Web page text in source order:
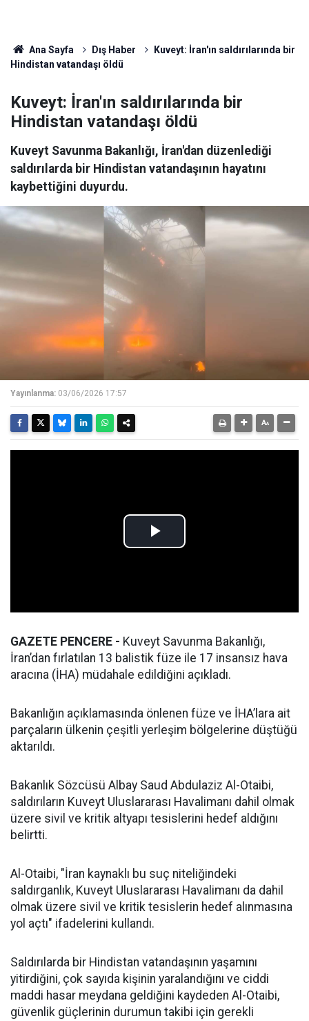
Ana Sayfa Dış Haber
Kuveyt: İran'ın saldırılarında bir
Hindistan vatandaşı öldü
Kuveyt: İran'ın saldırılarında bir
Hindistan vatandaşı öldü
Kuveyt Savunma Bakanlığı, İran'dan düzenlediği
saldırılarda bir Hindistan vatandaşının hayatını
kaybettiğini duyurdu.
Yayınlanma: 03/06/2026 17:57
GAZETE PENCERE - Kuveyt Savunma Bakanlığı,
İran’dan fırlatılan 13 balistik füze ile 17 insansız hava
aracına (İHA) müdahale edildiğini açıkladı.
Bakanlığın açıklamasında önlenen füze ve İHA’lara ait
parçaların ülkenin çeşitli yerleşim bölgelerine düştüğü
aktarıldı.
Bakanlık Sözcüsü Albay Saud Abdulaziz Al-Otaibi,
saldırıların Kuveyt Uluslararası Havalimanı dahil olmak
üzere sivil ve kritik altyapı tesislerini hedef aldığını
belirtti.
Al-Otaibi, "İran kaynaklı bu suç niteliğindeki
saldırganlık, Kuveyt Uluslararası Havalimanı da dahil
olmak üzere sivil ve kritik tesislerin hedef alınmasına
yol açtı" ifadelerini kullandı.
Saldırılarda bir Hindistan vatandaşının yaşamını
yitirdiğini, çok sayıda kişinin yaralandığını ve ciddi
maddi hasar meydana geldiğini kaydeden Al-Otaibi,
güvenlik güçlerinin durumun takibi için gerekli